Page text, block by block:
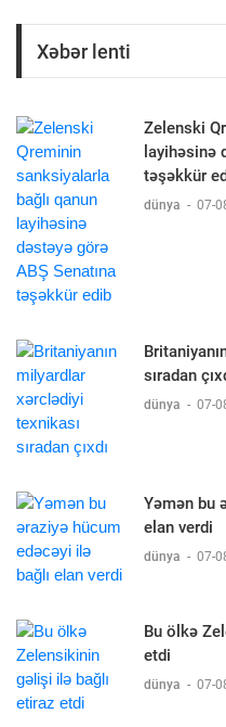
Xəbər lenti
Zelenski
layihəsinə
təşəkkür
dünya - 07-
sıradan
dünya - 07-
Yəmən bu
elan verdi
dünya - 07-
Bu ölkə
etdi
dünya - 07-